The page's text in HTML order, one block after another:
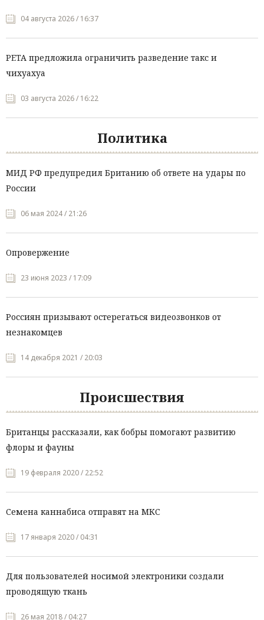
04 августа 2026 / 16:37
PETA предложила ограничить разведение такс и
чихуахуа
03 августа 2026 / 16:22
Политика
МИД РФ предупредил Британию об ответе на удары по
России
06 мая 2024 / 21:26
Опровержение
23 июня 2023 / 17:09
Россиян призывают остерегаться видеозвонков от
незнакомцев
14 декабря 2021 / 20:03
Происшествия
Британцы рассказали, как бобры помогают развитию
флоры и фауны
19 февраля 2020 / 22:52
Семена каннабиса отправят на МКС
17 января 2020 / 04:31
Для пользователей носимой электроники создали
проводящую ткань
26 мая 2018 / 04:27